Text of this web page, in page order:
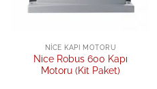
NICE KAPI MOTORU
Nice Robus 600 Kapı
Motoru (Kit Paket)